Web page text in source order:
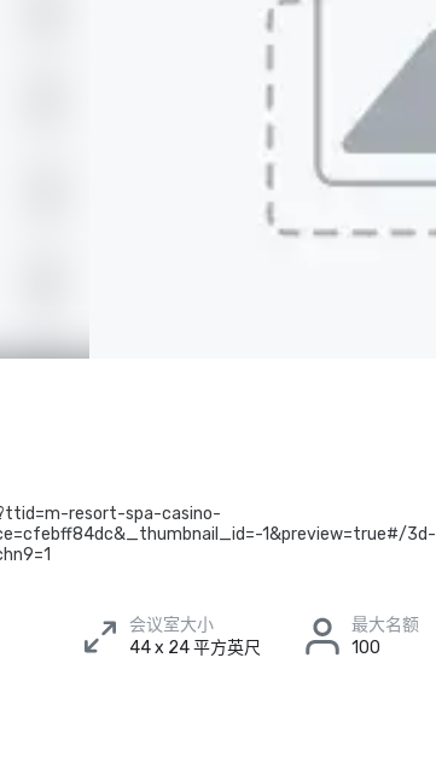
resort-spa-casino-
1&preview=true#/3d-
会议室大小
44 x 24 平方英尺
最大名额
100